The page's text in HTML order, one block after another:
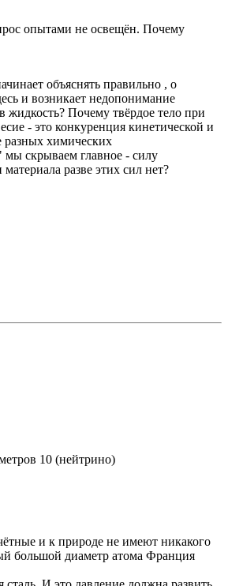
опытами не освещён. Почему
объяснять правильно , о
и возникает недопонимание
жидкость? Почему твёрдое тело при
- это конкуренция кинетической и
разных химических
мы скрываем главное - силу
разве этих сил нет?
10 (нейтрино)
и к природе не имеют никакого
большой диаметр атома Франция